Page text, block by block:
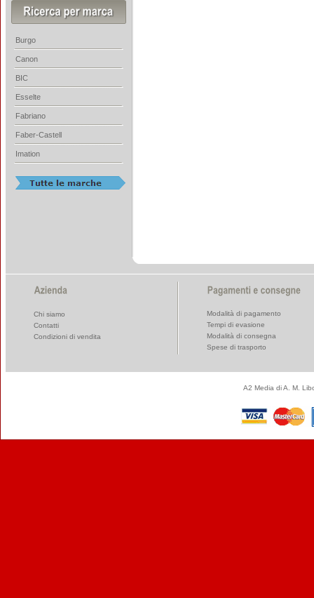
Burgo
Canon
BIC
Esselte
Fabriano
Faber-Castell
Imation
Chi siamo
Contatti
Condizioni di vendita
Modalità di pagamento
Tempi di evasione
Modalità di consegna
Spese di trasporto
A2 Media di A. M.